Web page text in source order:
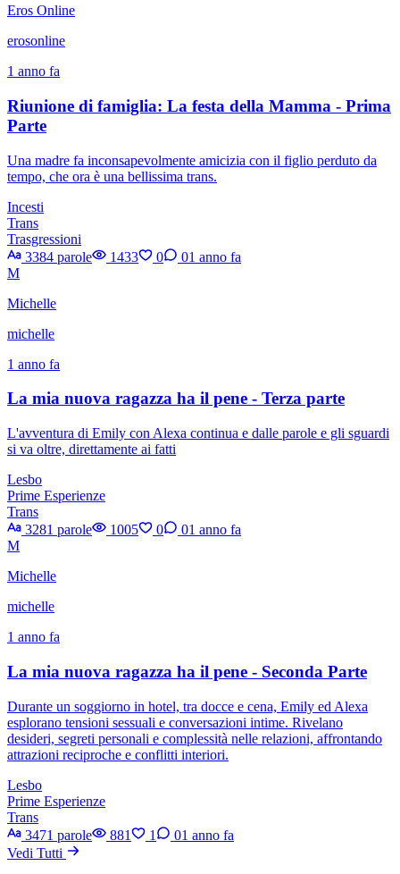
Eros Online
erosonline
1 anno fa
Riunione di famiglia: La festa della Mamma - Prima
Parte
Una madre fa inconsapevolmente amicizia con il figlio perduto da
tempo, che ora è una bellissima trans.
Incesti
Trans
Trasgressioni
3384 parole
1433 0 01 anno fa
M
Michelle
michelle
1 anno fa
La mia nuova ragazza ha il pene - Terza parte
L'avventura di Emily con Alexa continua e dalle parole e gli sguardi
si va oltre, direttamente ai fatti
Lesbo
Prime Esperienze
Trans
3281 parole
1005 0 01 anno fa
M
Michelle
michelle
1 anno fa
La mia nuova ragazza ha il pene - Seconda Parte
Durante un soggiorno in hotel, tra docce e cena, Emily ed Alexa
esplorano tensioni sessuali e conversazioni intime. Rivelano
desideri, segreti personali e complessità nelle relazioni, affrontando
attrazioni reciproche e conflitti interiori.
Lesbo
Prime Esperienze
Trans
3471 parole
881 1 01 anno fa
Vedi Tutti